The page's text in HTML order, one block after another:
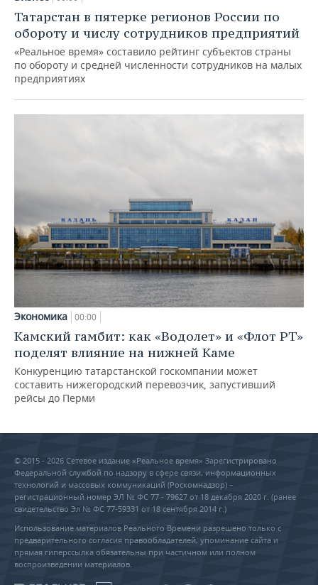
Татарстан в пятерке регионов России по
обороту и числу сотрудников предприятий
«Реальное время» составило рейтинг субъектов страны
по обороту и средней численности сотрудников на малых
предприятиях
Экономика 00:00
Камский гамбит: как «Водолет» и «Флот РТ»
поделят влияние на нижней Каме
Конкуренцию татарстанской госкомпании может
составить нижегородский перевозчик, запустивший
рейсы до Перми
© 2015 - 2026 Сетевое издание «Реальное время» Зарегистрировано
Федеральной службой по надзору в сфере связи, информационных
технологий и массовых коммуникаций (Роскомнадзор) –
регистрационный номер ЭЛ № ФС 77 - 79627 от 18 декабря 2020 г. (ранее
свидетельство Эл № ФС 77-59331 от 18 сентября 2014 г.)
Использование материалов Реального Времени разрешено только с
предварительного согласия правообладателей, упоминание сайта и
прямая гиперссылка обязательны при частичном или полном
воспроизведении материалов.